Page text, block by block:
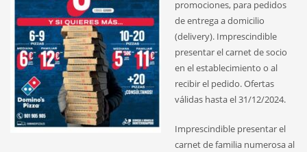
promociones, para pedidos
de entrega a domicilio
(delivery). Imprescindible
presentar el carnet de socio
en el establecimiento o al
recibir el pedido. Ofertas
válidas hasta el 31/12/2024.
Imprescindible presentar el
carnet de familia numerosa al